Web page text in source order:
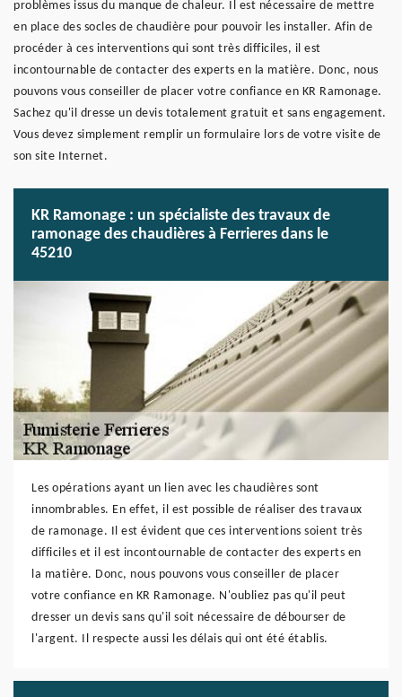
problèmes issus du manque de chaleur. Il est nécessaire de mettre
en place des socles de chaudière pour pouvoir les installer. Afin de
procéder à ces interventions qui sont très difficiles, il est
incontournable de contacter des experts en la matière. Donc, nous
pouvons vous conseiller de placer votre confiance en KR Ramonage.
Sachez qu'il dresse un devis totalement gratuit et sans engagement.
Vous devez simplement remplir un formulaire lors de votre visite de
son site Internet.
KR Ramonage : un spécialiste des travaux de
ramonage des chaudières à Ferrieres dans le
45210
Les opérations ayant un lien avec les chaudières sont
innombrables. En effet, il est possible de réaliser des travaux
de ramonage. Il est évident que ces interventions soient très
difficiles et il est incontournable de contacter des experts en
la matière. Donc, nous pouvons vous conseiller de placer
votre confiance en KR Ramonage. N'oubliez pas qu'il peut
dresser un devis sans qu'il soit nécessaire de débourser de
l'argent. Il respecte aussi les délais qui ont été établis.